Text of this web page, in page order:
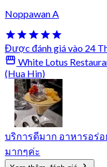
Noppawan A
Được đánh giá vào 24
White Lotus
(Hua Hin)
บริการดีมาก อาหารอร่
มากๆค่ะ